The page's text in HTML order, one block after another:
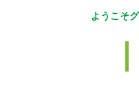
ようこそ